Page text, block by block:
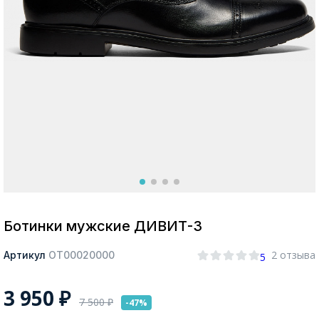
Ботинки мужские ДИВИТ-3
Артикул ОТ00020000 5 2 отзыва
3 950 ₽ 7 500₽ -47%